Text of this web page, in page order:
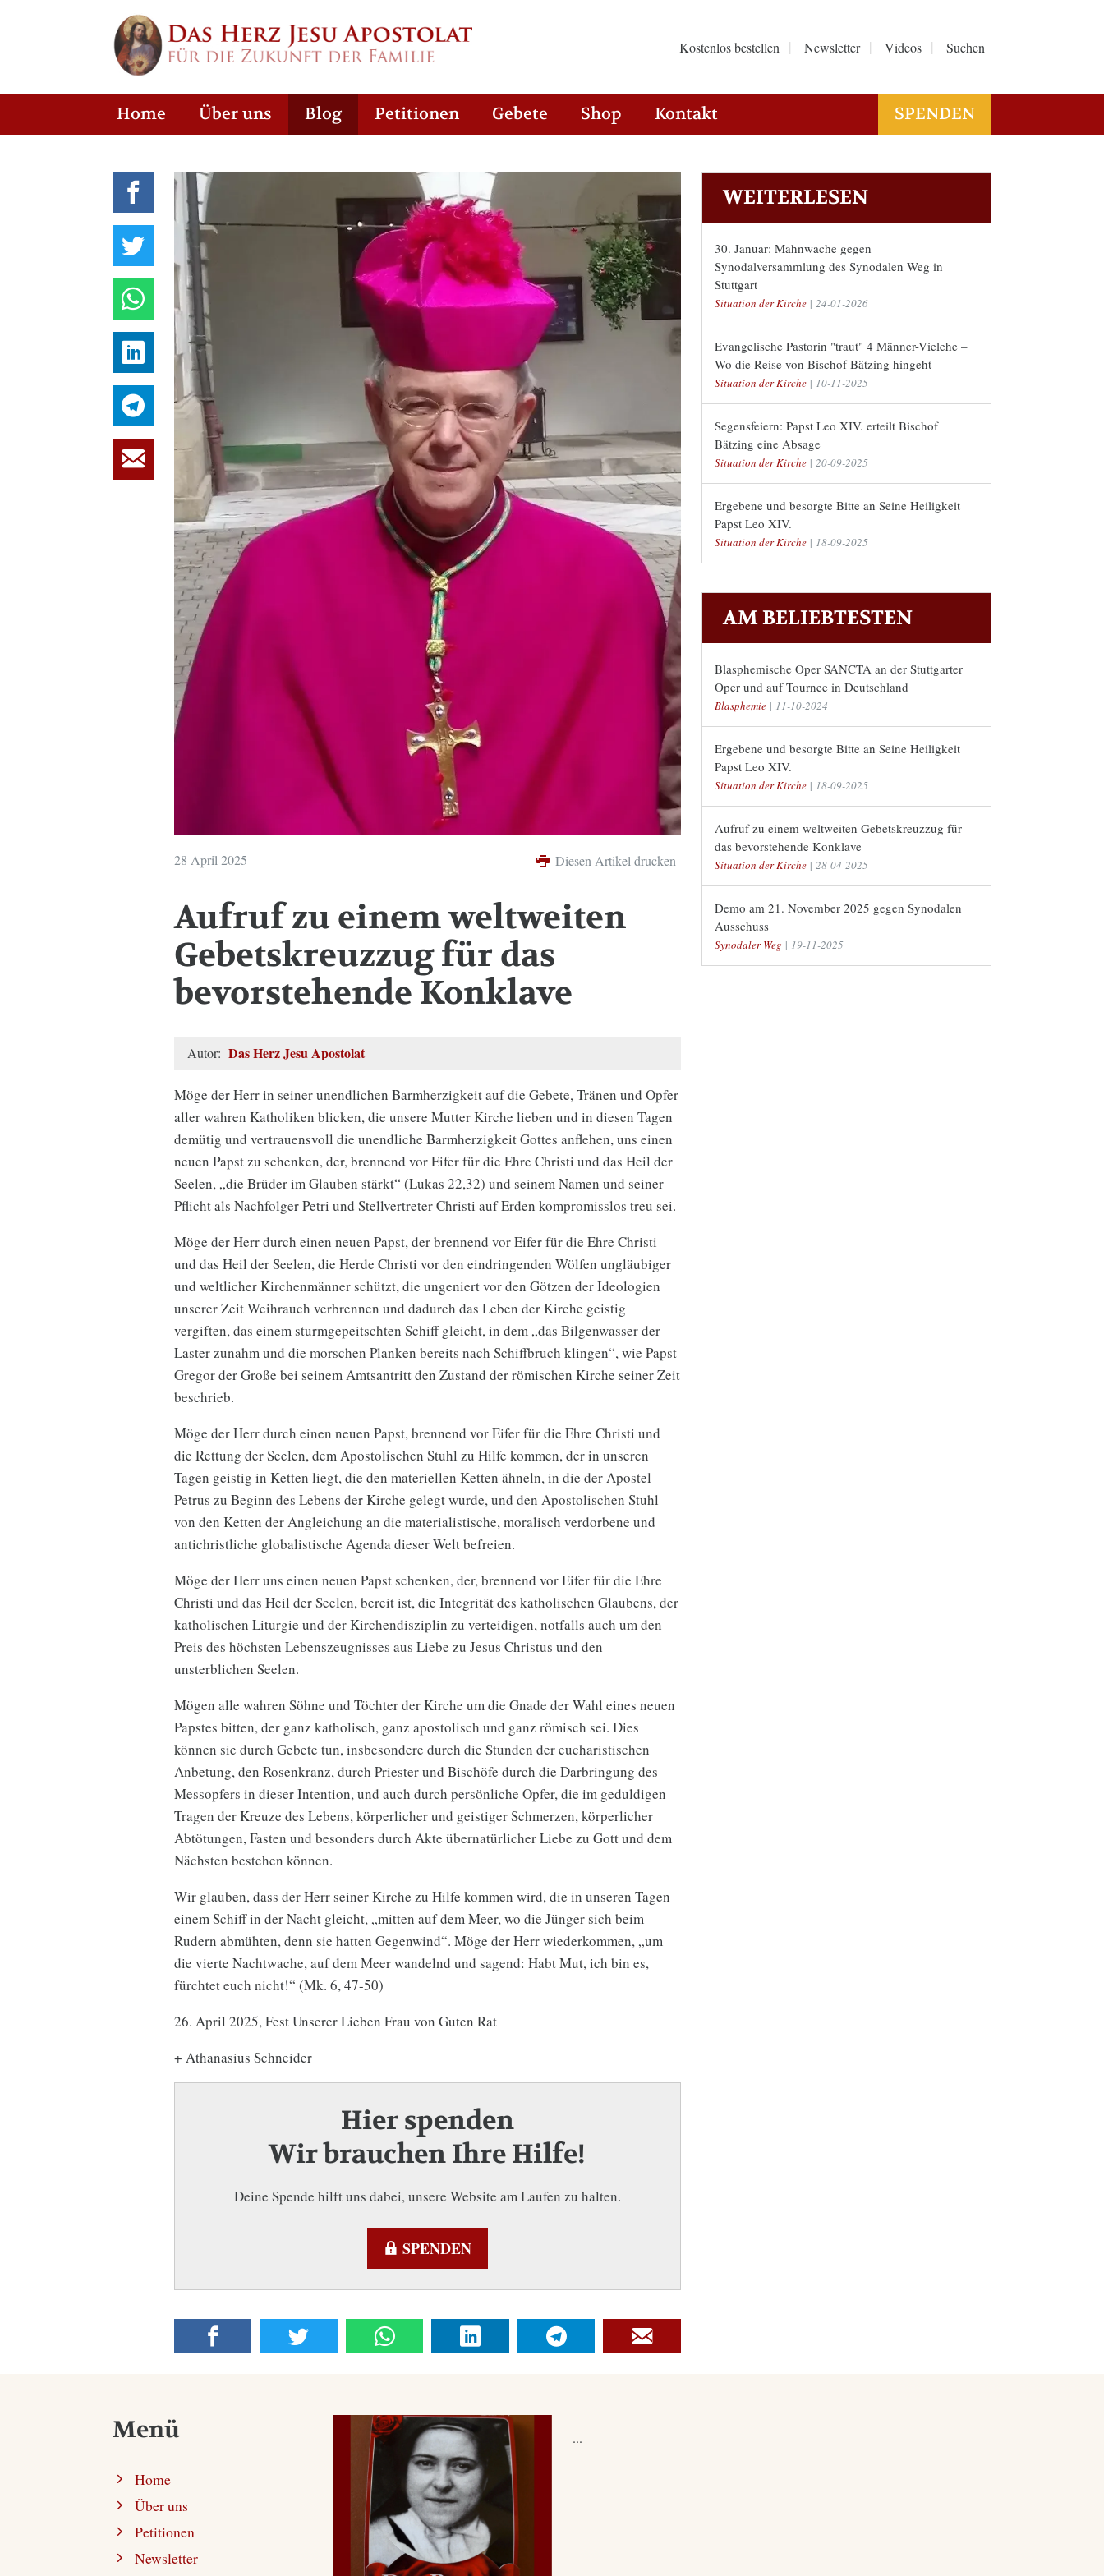
Kostenlos bestellen Newsletter Videos Suchen
Home Über uns Blog Petitionen Gebete Shop Kontakt SPENDEN
28 April 2025 Diesen Artikel drucken
Aufruf zu einem weltweiten
Gebetskreuzzug für das
bevorstehende Konklave
Autor: Das Herz Jesu Apostolat
Möge der Herr in seiner unendlichen Barmherzigkeit auf die Gebete, Tränen und Opfer
aller wahren Katholiken blicken, die unsere Mutter Kirche lieben und in diesen Tagen
demütig und vertrauensvoll die unendliche Barmherzigkeit Gottes anflehen, uns einen
neuen Papst zu schenken, der, brennend vor Eifer für die Ehre Christi und das Heil der
Seelen, „die Brüder im Glauben stärkt“ (Lukas 22,32) und seinem Namen und seiner
Pflicht als Nachfolger Petri und Stellvertreter Christi auf Erden kompromisslos treu sei.
Möge der Herr durch einen neuen Papst, der brennend vor Eifer für die Ehre Christi
und das Heil der Seelen, die Herde Christi vor den eindringenden Wölfen ungläubiger
und weltlicher Kirchenmänner schützt, die ungeniert vor den Götzen der Ideologien
unserer Zeit Weihrauch verbrennen und dadurch das Leben der Kirche geistig
vergiften, das einem sturmgepeitschten Schiff gleicht, in dem „das Bilgenwasser der
Laster zunahm und die morschen Planken bereits nach Schiffbruch klingen“, wie Papst
Gregor der Große bei seinem Amtsantritt den Zustand der römischen Kirche seiner Zeit
beschrieb.
Möge der Herr durch einen neuen Papst, brennend vor Eifer für die Ehre Christi und
die Rettung der Seelen, dem Apostolischen Stuhl zu Hilfe kommen, der in unseren
Tagen geistig in Ketten liegt, die den materiellen Ketten ähneln, in die der Apostel
Petrus zu Beginn des Lebens der Kirche gelegt wurde, und den Apostolischen Stuhl
von den Ketten der Angleichung an die materialistische, moralisch verdorbene und
antichristliche globalistische Agenda dieser Welt befreien.
Möge der Herr uns einen neuen Papst schenken, der, brennend vor Eifer für die Ehre
Christi und das Heil der Seelen, bereit ist, die Integrität des katholischen Glaubens, der
katholischen Liturgie und der Kirchendisziplin zu verteidigen, notfalls auch um den
Preis des höchsten Lebenszeugnisses aus Liebe zu Jesus Christus und den
unsterblichen Seelen.
Mögen alle wahren Söhne und Töchter der Kirche um die Gnade der Wahl eines neuen
Papstes bitten, der ganz katholisch, ganz apostolisch und ganz römisch sei. Dies
können sie durch Gebete tun, insbesondere durch die Stunden der eucharistischen
Anbetung, den Rosenkranz, durch Priester und Bischöfe durch die Darbringung des
Messopfers in dieser Intention, und auch durch persönliche Opfer, die im geduldigen
Tragen der Kreuze des Lebens, körperlicher und geistiger Schmerzen, körperlicher
Abtötungen, Fasten und besonders durch Akte übernatürlicher Liebe zu Gott und dem
Nächsten bestehen können.
Wir glauben, dass der Herr seiner Kirche zu Hilfe kommen wird, die in unseren Tagen
einem Schiff in der Nacht gleicht, „mitten auf dem Meer, wo die Jünger sich beim
Rudern abmühten, denn sie hatten Gegenwind“. Möge der Herr wiederkommen, „um
die vierte Nachtwache, auf dem Meer wandelnd und sagend: Habt Mut, ich bin es,
fürchtet euch nicht!“ (Mk. 6, 47-50)
26. April 2025, Fest Unserer Lieben Frau von Guten Rat
+ Athanasius Schneider
Hier spenden
Wir brauchen Ihre Hilfe!
Deine Spende hilft uns dabei, unsere Website am Laufen zu halten.
SPENDEN
WEITERLESEN
30. Januar: Mahnwache gegen
Synodalversammlung des Synodalen Weg in
Stuttgart
Situation der Kirche | 24-01-2026
Evangelische Pastorin "traut" 4 Männer-Vielehe –
Wo die Reise von Bischof Bätzing hingeht
Situation der Kirche | 10-11-2025
Segensfeiern: Papst Leo XIV. erteilt Bischof
Bätzing eine Absage
Situation der Kirche | 20-09-2025
Ergebene und besorgte Bitte an Seine Heiligkeit
Papst Leo XIV.
Situation der Kirche | 18-09-2025
AM BELIEBTESTEN
Blasphemische Oper SANCTA an der Stuttgarter
Oper und auf Tournee in Deutschland
Blasphemie | 11-10-2024
Ergebene und besorgte Bitte an Seine Heiligkeit
Papst Leo XIV.
Situation der Kirche | 18-09-2025
Aufruf zu einem weltweiten Gebetskreuzzug für
das bevorstehende Konklave
Situation der Kirche | 28-04-2025
Demo am 21. November 2025 gegen Synodalen
Ausschuss
Synodaler Weg | 19-11-2025
Menü
Home
Über uns
Petitionen
Newsletter
...